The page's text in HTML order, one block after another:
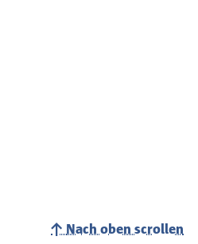
Nach oben scrollen